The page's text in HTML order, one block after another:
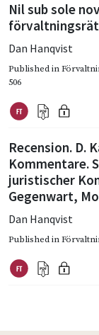
Nil sub sole
Dan Hanqvist
Published in
506
Recension. D.
Kommentare.
juristischer
Gegenwart,
Dan Hanqvist
Published in